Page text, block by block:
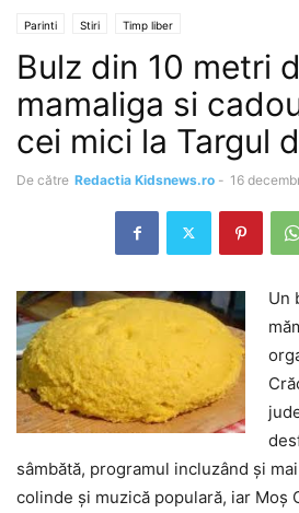
Parinti Stiri Timp liber
Bulz din 10 metri
mamaliga si
cei mici la Targul
De către Redactia Kidsnews.ro - 16
Un
sâmbătă, programul incluzând şi
colinde şi muzică populară, iar Moş